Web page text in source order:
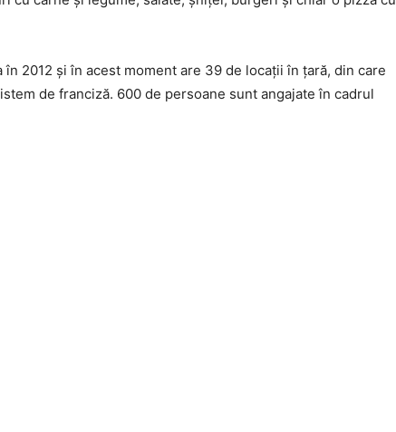
2012 şi în acest moment are 39 de locaţii în ţară, din care
de franciză. 600 de persoane sunt angajate în cadrul